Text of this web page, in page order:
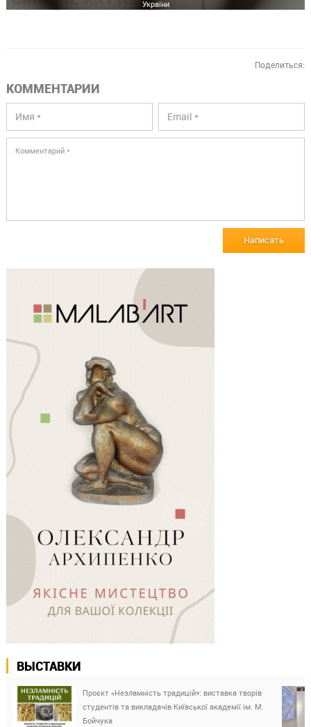
України
Поделиться:
КОММЕНТАРИИ
Написать
ВЫСТАВКИ
Проєкт «Незламність традицій»: виставка творів
студентів та викладачів Київської академії ім. М.
Бойчука